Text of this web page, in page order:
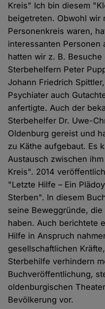
Kreis" Ich bin diesem
beigetreten. Obwohl wir
Personenkreis waren,
interessanten Personen
hatten wir z. B.
Sterbehelfern Peter
Johann Friedrich
Psychiater auch
anfertigte. Auch der
Sterbehelfer Dr. Uwe-
Oldenburg gereist und
zu Käthe aufgebaut. Es
Austausch zwischen
Kreis". 2014
"Letzte Hilfe – Ein
Sterben". In diesem
seine Beweggründe,
haben. Auch berichtete
Hilfe in Anspruch
gesellschaftlichen
Sterbehilfe verhindern
Buchveröffentlichung,
oldenburgischen
Bevölkerung vor.